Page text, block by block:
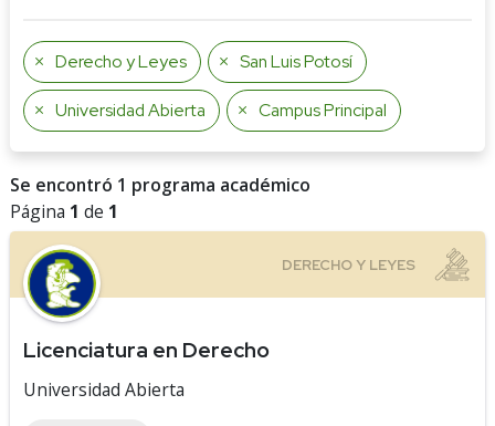
Derecho y Leyes San Luis Potosí
Universidad Abierta Campus Principal
Se encontró 1 programa académico
Página 1 de 1
Licenciatura en Derecho
Universidad Abierta